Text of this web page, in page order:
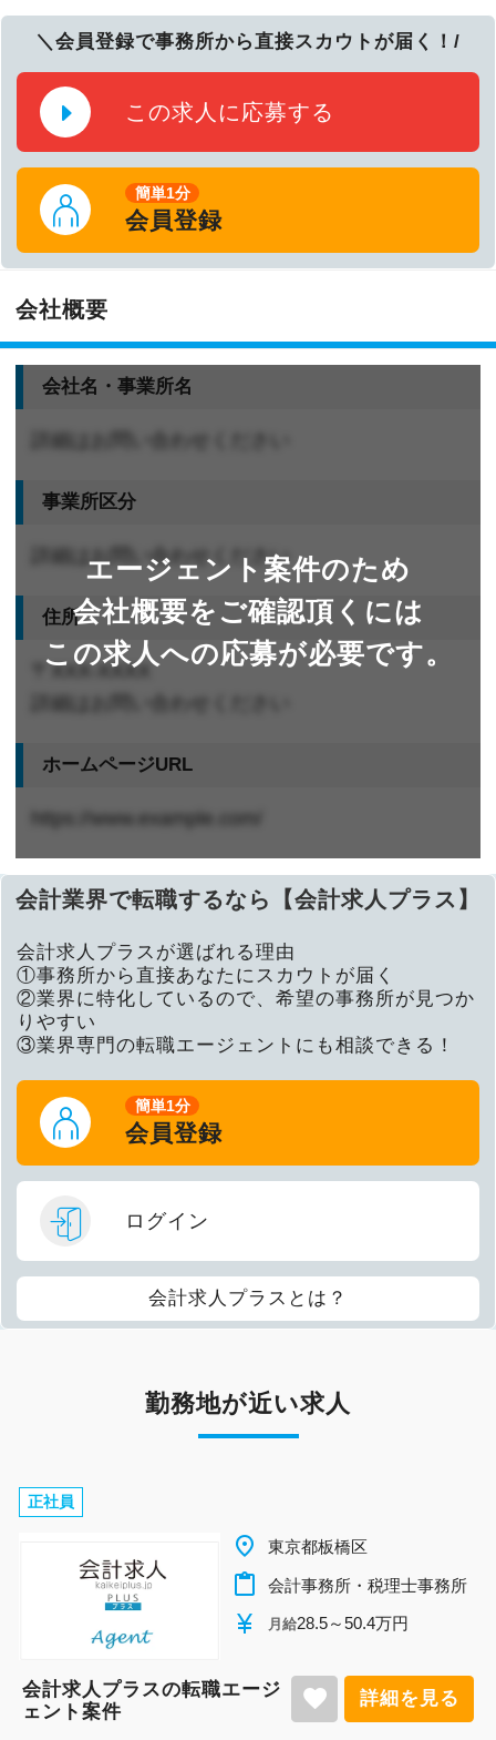
＼会員登録で事務所から直接スカウトが届く！/
この求人に応募する
簡単1分
会員登録
会社概要
エージェント案件のため
会社概要をご確認頂くには
この求人への応募が必要です。
会社名・事業所名
事業所区分
詳細はお問い合わせください
住所
〒XXX-XXXX
ホームページURL
https://www.example.com/
会計業界で転職するなら【会計求人プラス】
会計求人プラスが選ばれる理由
①事務所から直接あなたにスカウトが届く
②業界に特化しているので、希望の事務所が見つか
りやすい
③業界専門の転職エージェントにも相談できる！
簡単1分
会員登録
ログイン
会計求人プラスとは？
勤務地が近い求人
正社員
place 東京都板橋区
content_paste 会計事務所・税理士事務所
currency_yen 月給28.5～50.4万円
会計求人プラスの転職エージ
ェント案件
favorite 詳細を見る